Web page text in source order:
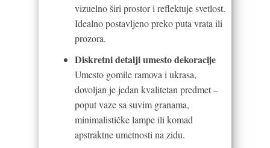
vizuelno širi prostor i reflektuje svetlost.
Idealno postavljeno preko puta vrata ili
prozora.
Diskretni detalji umesto dekoracije
Umesto gomile ramova i ukrasa,
dovoljan je jedan kvalitetan predmet –
poput vaze sa suvim granama,
minimalističke lampe ili komad
apstraktne umetnosti na zidu.